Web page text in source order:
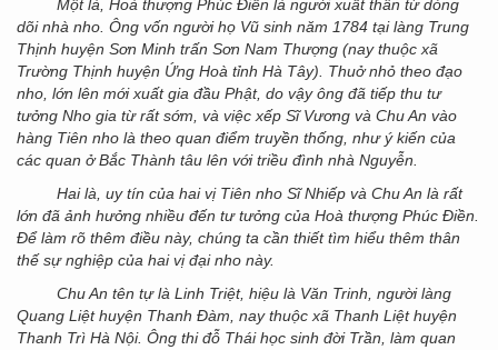
Một là, Hoà thượng Phúc Điền là người xuất thân từ dòng
dõi nhà nho. Ông vốn người họ Vũ sinh năm 1784 tại làng Trung
Thịnh huyện Sơn Minh trấn Sơn Nam Thượng (nay thuộc xã
Trường Thịnh huyện Ứng Hoà tỉnh Hà Tây). Thuở nhỏ theo đạo
nho, lớn lên mới xuất gia đầu Phật, do vậy ông đã tiếp thu tư
tưởng Nho gia từ rất sớm, và việc xếp Sĩ Vương và Chu An vào
hàng Tiên nho là theo quan điểm truyền thống, như ý kiến của
các quan ở Bắc Thành tâu lên với triều đình nhà Nguyễn.
Hai là, uy tín của hai vị Tiên nho Sĩ Nhiếp và Chu An là rất
lớn đã ảnh hưởng nhiều đến tư tưởng của Hoà thượng Phúc Điền.
Để làm rõ thêm điều này, chúng ta cần thiết tìm hiểu thêm thân
thế sự nghiệp của hai vị đại nho này.
Chu An tên tự là Linh Triệt, hiệu là Văn Trinh, người làng
Quang Liệt huyện Thanh Đàm, nay thuộc xã Thanh Liệt huyện
Thanh Trì Hà Nội. Ông thi đỗ Thái học sinh đời Trần, làm quan